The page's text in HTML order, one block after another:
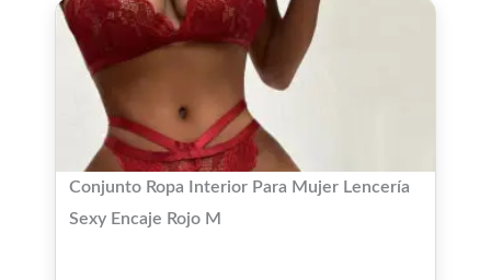
Conjunto Ropa Interior Para Mujer Lencería
Sexy Encaje Rojo M